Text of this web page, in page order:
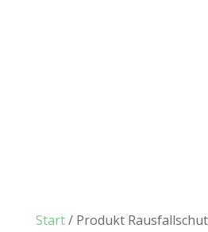
Start/ Produkt